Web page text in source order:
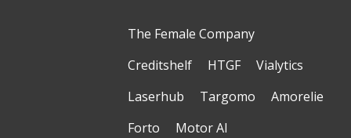
The Female Company
Creditshelf
HTGF
Vialytics
Laserhub
Targomo
Amorelie
Forto
Motor AI